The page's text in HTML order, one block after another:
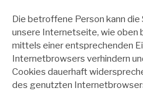
Die betroffene Person kann
unsere Internetseite, wie
mittels einer entsprechenden
Internetbrowsers verhindern
Cookies dauerhaft
des genutzten